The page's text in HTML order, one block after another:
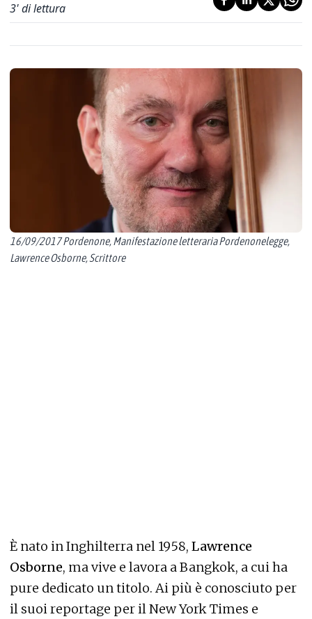
3' di lettura
16/09/2017 Pordenone, Manifestazione letteraria Pordenonelegge,
Lawrence Osborne, Scrittore
È nato in Inghilterra nel 1958, Lawrence
Osborne, ma vive e lavora a Bangkok, a cui ha
pure dedicato un titolo. Ai più è conosciuto per
il suoi reportage per il New York Times e